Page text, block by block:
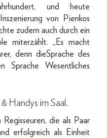
und heute
von Pienkos
zudem auch durch ein
miterzählt. „Es macht
denn dieSprache des
Sprache Wesentliches
Handys im Saal.
die als Paar
erfolgreich als Einheit